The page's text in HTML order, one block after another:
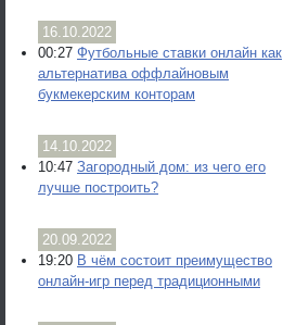
16.10.2022
00:27 Футбольные ставки онлайн как
альтернатива оффлайновым
букмекерским конторам
14.10.2022
10:47 Загородный дом: из чего его
лучше построить?
20.09.2022
19:20 В чём состоит преимущество
онлайн-игр перед традиционными